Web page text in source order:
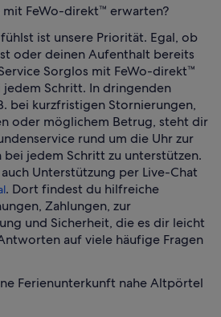
FeWo-direkt™ erwarten?
ist unsere Priorität. Egal, ob
oder deinen Aufenthalt bereits
Sorglos mit FeWo-direkt™
Schritt. In dringenden
bei kurzfristigen Stornierungen,
oder möglichem Betrug, steht dir
rund um die Uhr zur
jedem Schritt zu unterstützen.
Unterstützung per Live-Chat
. Dort findest du hilfreiche
Zahlungen, zur
und Sicherheit, die es dir leicht
auf viele häufige Fragen
Ferienunterkunft nahe Altpörtel